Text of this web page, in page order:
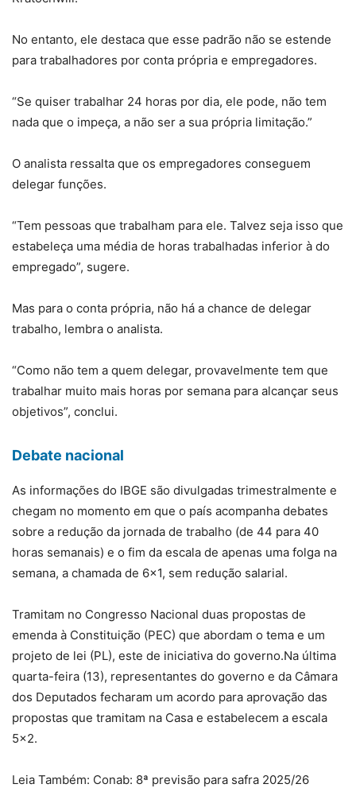
No entanto, ele destaca que esse padrão não se estende
para trabalhadores por conta própria e empregadores.
“Se quiser trabalhar 24 horas por dia, ele pode, não tem
nada que o impeça, a não ser a sua própria limitação.”
O analista ressalta que os empregadores conseguem
delegar funções.
“Tem pessoas que trabalham para ele. Talvez seja isso que
estabeleça uma média de horas trabalhadas inferior à do
empregado”, sugere.
Mas para o conta própria, não há a chance de delegar
trabalho, lembra o analista.
“Como não tem a quem delegar, provavelmente tem que
trabalhar muito mais horas por semana para alcançar seus
objetivos”, conclui.
Debate nacional
As informações do IBGE são divulgadas trimestralmente e
chegam no momento em que o país acompanha debates
sobre a redução da jornada de trabalho (de 44 para 40
horas semanais) e o fim da escala de apenas uma folga na
semana, a chamada de 6×1, sem redução salarial.
Tramitam no Congresso Nacional duas propostas de
emenda à Constituição (PEC) que abordam o tema e um
projeto de lei (PL), este de iniciativa do governo.Na última
quarta-feira (13), representantes do governo e da Câmara
dos Deputados fecharam um acordo para aprovação das
propostas que tramitam na Casa e estabelecem a escala
5×2.
Leia Também: Conab: 8ª previsão para safra 2025/26